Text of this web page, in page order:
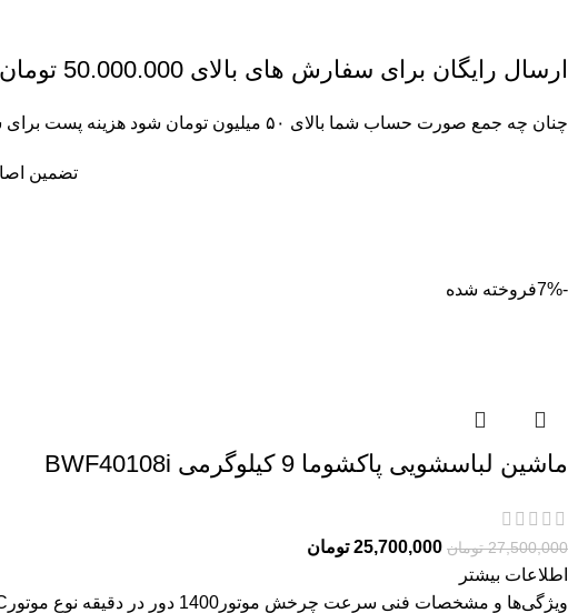
ارسال رایگان برای سفارش های بالای 50.000.000 تومان
چنان چه جمع صورت حساب شما بالای ۵۰ میلیون تومان شود هزینه پست برای شما به صورت رایگان محاصبه خواهد شد.
تضمین
-7% فروخته شده
ماشین لباسشویی پاکشوما 9 کیلوگرمی BWF40108i
27,500,000 تومان 25,700,000 تومان
اطلاعات بیشتر
ویژگی‌ها و مشخصات فنی سرعت چرخش موتور1400 دور در دقیقه نوع موتورBLDC مصرف انرژیA++‎ ظرفیت دیگ8 کیلوگرم نوع دیگالماسه حباب